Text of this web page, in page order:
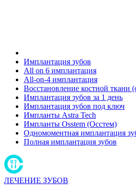
Имплантация зубов
All on 6 имплантация
All-on-4 имплантация
Восстановление костной ткани
Имплантация зубов за 1 день
Имплантация зубов под ключ
Импланты Astra Tech
Импланты Osstem (Осстем)
Одномоментная имплантация
Полная имплантация зубов
ЛЕЧЕНИЕ ЗУБОВ